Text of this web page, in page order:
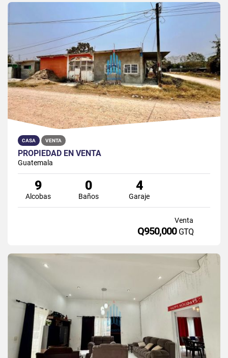
CASA VENTA
PROPIEDAD EN VENTA
Guatemala
9
Alcobas
0
Baños
4
Garaje
Venta
Q950,000 GTQ